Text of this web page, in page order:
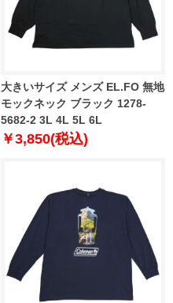
大きいサイズ メンズ EL.FO 無地
モックネック ブラック 1278-
5682-2 3L 4L 5L 6L
￥3,850(税込)